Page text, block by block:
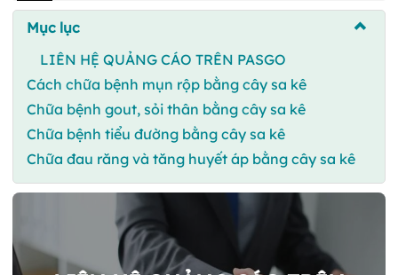
Mục lục
LIÊN HỆ QUẢNG CÁO TRÊN PASGO
Cách chữa bệnh mụn rộp bằng cây sa kê
Chữa bệnh gout, sỏi thân bằng cây sa kê
Chữa bệnh tiểu đường bằng cây sa kê
Chữa đau răng và tăng huyết áp bằng cây sa kê